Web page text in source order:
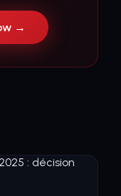
→